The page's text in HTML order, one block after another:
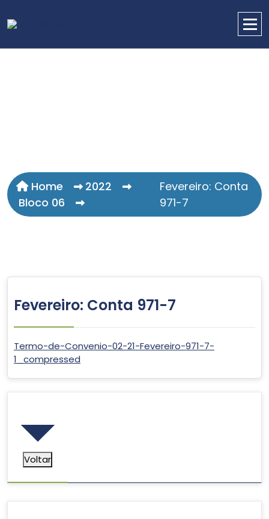
Home
2022
Bloco 06
Fevereiro: Conta
971-7
Fevereiro: Conta 971-7
Termo-de-Convenio-02-21-Fevereiro-971-7-
1_compressed
Voltar